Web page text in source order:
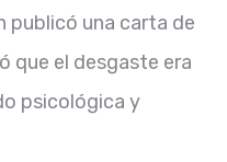
publicó una carta de
que el desgaste era
psicológica y